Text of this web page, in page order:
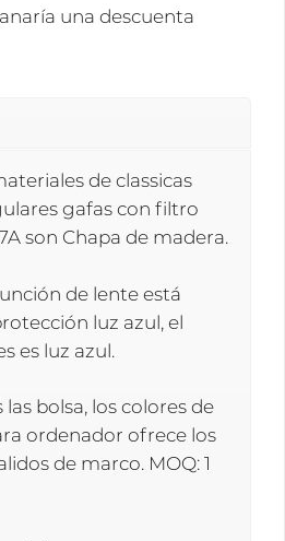
una descuenta
de classicas
gafas con filtro
son Chapa de madera.
de lente está
luz azul, el
es luz azul.
bolsa, los colores de
ordenador ofrece los
de marco. MOQ: 1